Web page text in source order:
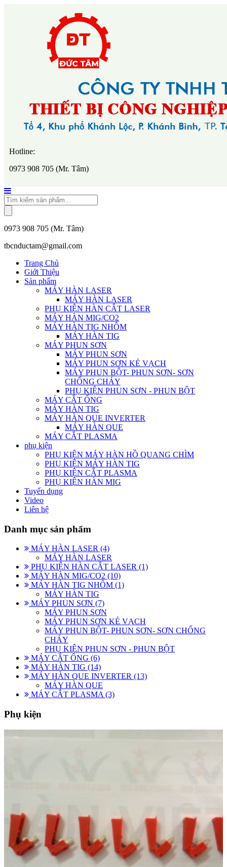
Hotline:
0973 908 705 (Mr. Tâm)
0973 908 705 (Mr. Tâm)
tbcnductam@gmail.com
Trang Chủ
Giới Thiệu
Sản phẩm
MÁY HÀN LASER
MÁY HÀN LASER
PHỤ KIỆN HÀN CẮT LASER
MÁY HÀN MIG/CO2
MÁY HÀN TIG NHÔM
MÁY HÀN TIG
MÁY PHUN SƠN
MÁY PHUN SƠN
MÁY PHUN SƠN KẺ VẠCH
MÁY PHUN BỘT- PHUN SƠN- SƠN
CHỐNG CHÁY
PHỤ KIỆN PHUN SƠN - PHUN BỘT
MÁY CẮT ỐNG
MÁY HÀN TIG
MÁY HÀN QUE INVERTER
MÁY HÀN QUE
MÁY CẮT PLASMA
phụ kiện
PHỤ KIỆN MÁY HÀN HỒ QUANG CHÌM
PHỤ KIỆN MÁY HÀN TIG
PHỤ KIỆN CẮT PLASMA
PHỤ KIỆN HÀN MIG
Tuyển dụng
Video
Liên hệ
Danh mục sản phẩm
MÁY HÀN LASER (4)
MÁY HÀN LASER
PHỤ KIỆN HÀN CẮT LASER (1)
MÁY HÀN MIG/CO2 (10)
MÁY HÀN TIG NHÔM (1)
MÁY HÀN TIG
MÁY PHUN SƠN (7)
MÁY PHUN SƠN
MÁY PHUN SƠN KẺ VẠCH
MÁY PHUN BỘT- PHUN SƠN- SƠN CHỐNG
CHÁY
PHỤ KIỆN PHUN SƠN - PHUN BỘT
MÁY CẮT ỐNG (6)
MÁY HÀN TIG (14)
MÁY HÀN QUE INVERTER (13)
MÁY HÀN QUE
MÁY CẮT PLASMA (3)
Phụ kiện